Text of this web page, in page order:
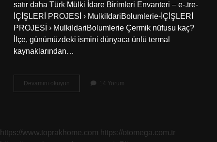
satır daha Türk Mülki İdare Birimleri Envanteri – e-.tre-
İÇİŞLERİ PROJESİ › MulkiIdariBolumlerie-İÇİŞLERİ
PROJESİ › MulkiIdariBolumlerie Çermik nüfusu kaç?
İlçe, günümüzdeki ismini dünyaca ünlü termal
kaynaklarından…
Devamını okuyun Çermiğin
Kaç
14 Yorum
https://www.toprakhome.com https://otomega.com.tr